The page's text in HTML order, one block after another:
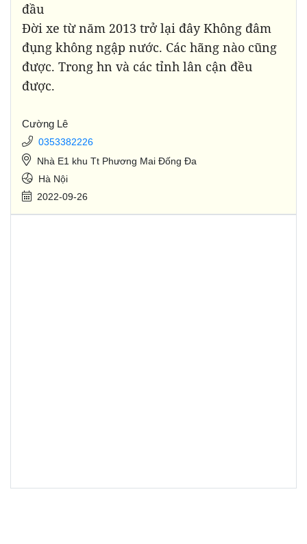
đầu
Đời xe từ năm 2013 trở lại đây Không đâm
đụng không ngập nước. Các hãng nào cũng
được. Trong hn và các tỉnh lân cận đều
được.
Cường Lê
0353382226
Nhà E1 khu Tt Phương Mai Đống Đa
Hà Nội
2022-09-26